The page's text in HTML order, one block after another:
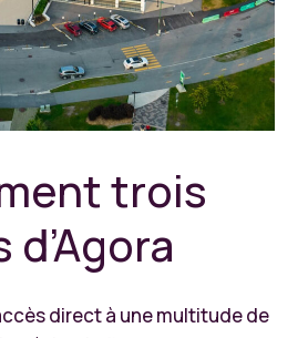
trois
direct à une multitude de